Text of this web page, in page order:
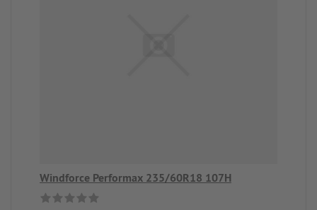
Windforce Performax 235/60R18 107H